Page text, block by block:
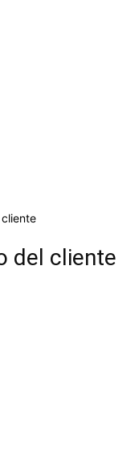
del cliente